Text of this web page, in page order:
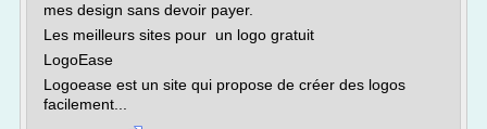
mes design sans devoir payer.
Les meilleurs sites pour un logo gratuit
LogoEase
Logoease est un site qui propose de créer des logos
facilement...